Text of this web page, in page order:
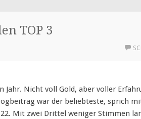
TOP 3
Jahr. Nicht voll Gold, aber voller
war der beliebteste, sprich
Mit zwei Drittel weniger Stimmen